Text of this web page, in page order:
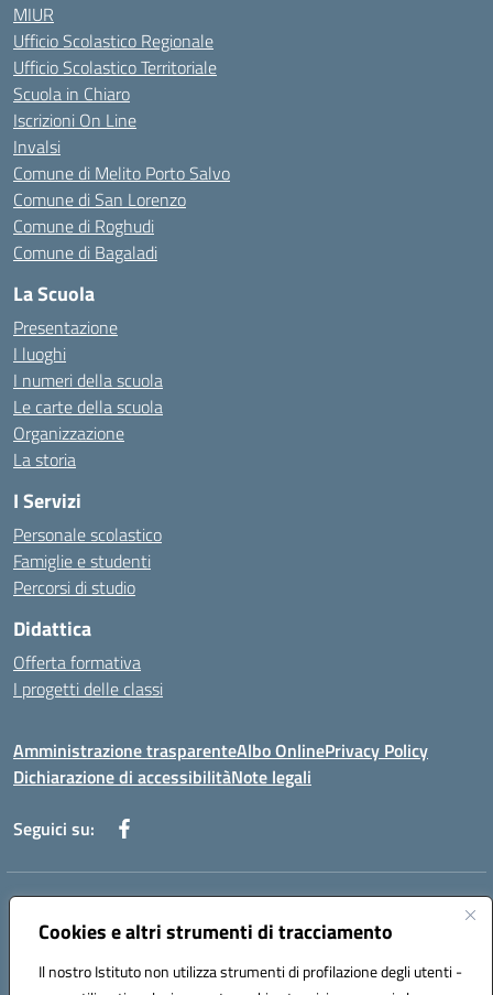
Cookies e altri strumenti di tracciamento
Il nostro Istituto non utilizza strumenti di profilazione degli utenti -
MIUR
Ufficio Scolastico Regionale
Ufficio Scolastico Territoriale
Scuola in Chiaro
Iscrizioni On Line
Invalsi
Comune di Melito Porto Salvo
Comune di San Lorenzo
Comune di Roghudi
Comune di Bagaladi
La Scuola
Presentazione
I luoghi
I numeri della scuola
Le carte della scuola
Organizzazione
La storia
I Servizi
Personale scolastico
Famiglie e studenti
Percorsi di studio
Didattica
Offerta formativa
I progetti delle classi
Amministrazione trasparenteAlbo OnlinePrivacy Policy
Dichiarazione di accessibilitàNote legali
Seguici su:
Indirizzo:
Centralino:+39 0965 78 12 60 Email:rcic841003@istruzione.it